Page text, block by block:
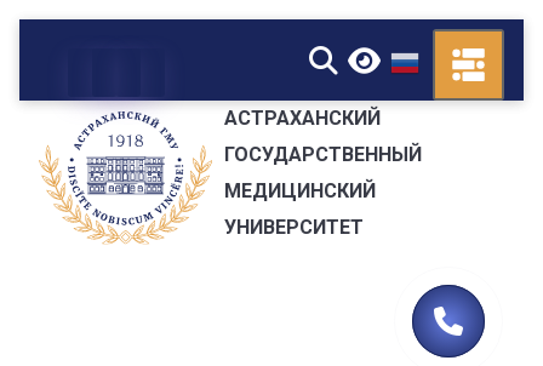
▼
АСТРАХАНСКИЙ
ГОСУДАРСТВЕННЫЙ
МЕДИЦИНСКИЙ
УНИВЕРСИТЕТ